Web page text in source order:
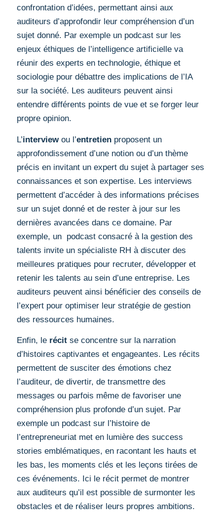
confrontation d’idées, permettant ainsi aux
auditeurs d’approfondir leur compréhension d’un
sujet donné. Par exemple un podcast sur les
enjeux éthiques de l’intelligence artificielle va
réunir des experts en technologie, éthique et
sociologie pour débattre des implications de l’IA
sur la société. Les auditeurs peuvent ainsi
entendre différents points de vue et se forger leur
propre opinion.
L’interview ou l’entretienproposent un
approfondissement d’une notion ou d’un thème
précis en invitant un expert du sujet à partager ses
connaissances et son expertise. Les interviews
permettent d’accéder à des informations précises
sur un sujet donné et de rester à jour sur les
dernières avancées dans ce domaine. Par
exemple, un podcast consacré à la gestion des
talents invite un spécialiste RH à discuter des
meilleures pratiques pour recruter, développer et
retenir les talents au sein d’une entreprise. Les
auditeurs peuvent ainsi bénéficier des conseils de
l’expert pour optimiser leur stratégie de gestion
des ressources humaines.
Enfin, le récitse concentre sur la narration
d’histoires captivantes et engageantes. Les récits
permettent de susciter des émotions chez
l’auditeur, de divertir, de transmettre des
messages ou parfois même de favoriser une
compréhension plus profonde d’un sujet. Par
exemple un podcast sur l’histoire de
l’entrepreneuriat met en lumière des success
stories emblématiques, en racontant les hauts et
les bas, les moments clés et les leçons tirées de
ces événements. Ici le récit permet de montrer
aux auditeurs qu’il est possible de surmonter les
obstacles et de réaliser leurs propres ambitions.